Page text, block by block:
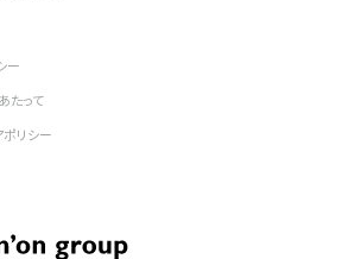
ー
たって
ポリシー